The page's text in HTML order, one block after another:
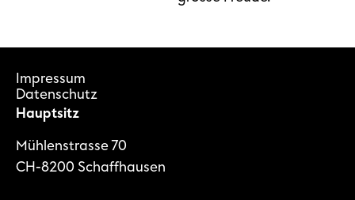
Impressum
Datenschutz
Hauptsitz
Mühlenstrasse 70
CH-8200 Schaffhausen